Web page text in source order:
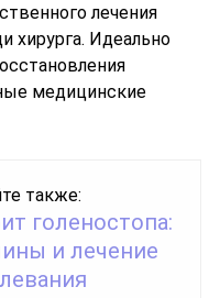
лечения
хирурга. Идеально
медицинские
также:
голеностопа:
и лечение